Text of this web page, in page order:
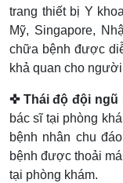
trang thiết bị Y
Mỹ, Singapore,
chữa bệnh được
khả quan cho
✜ Thái độ đội ngũ
bác sĩ tại phòng
bệnh nhân chu
bệnh được thoải
tại phòng khám.